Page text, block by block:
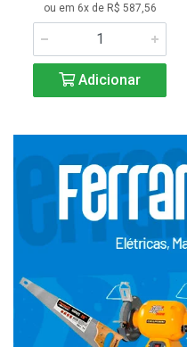
ou em 6x de R$ 587,56
Adicionar